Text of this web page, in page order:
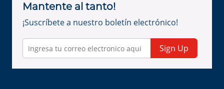
Mantente al tanto!
¡Suscríbete a nuestro boletín electrónico!
Sign Up